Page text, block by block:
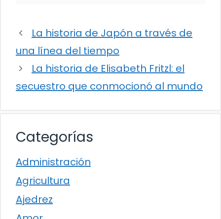
La historia de Japón a través de
una línea del tiempo
La historia de Elisabeth Fritzl: el
secuestro que conmocionó al mundo
Categorías
Administración
Agricultura
Ajedrez